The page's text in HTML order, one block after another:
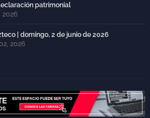
patrimonial
2026
| domingo, 2 de junio de 2026
2026